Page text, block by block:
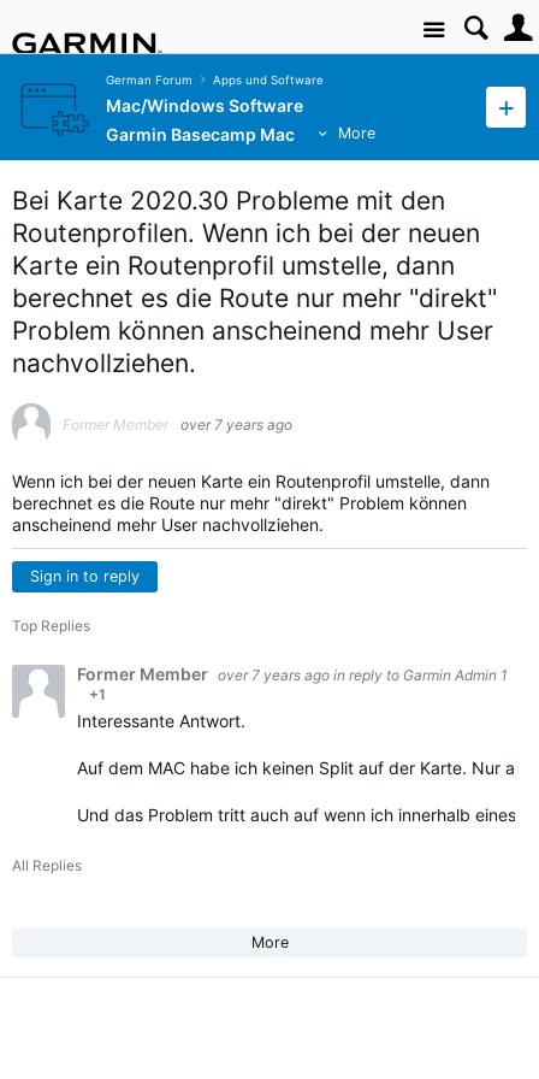
Site
German Forum Apps und Software
Mac/Windows Software
Garmin Basecamp Mac
More
Bei Karte 2020.30 Probleme mit den
Routenprofilen. Wenn ich bei der neuen
Karte ein Routenprofil umstelle, dann
berechnet es die Route nur mehr "direkt"
Problem können anscheinend mehr User
nachvollziehen.
Former Member over 7 years ago
Wenn ich bei der neuen Karte ein Routenprofil umstelle, dann
berechnet es die Route nur mehr "direkt" Problem können
anscheinend mehr User nachvollziehen.
Sign in to reply
Top Replies
Former Member over 7 years ago in reply to Garmin Admin 1
+1
Interessante Antwort.
Auf dem MAC habe ich keinen Split auf der Karte. Nur am
Und das Problem tritt auch auf wenn ich innerhalb eines
All Replies
More